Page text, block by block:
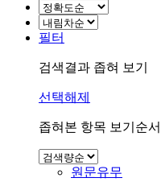
필터
검색결과 좁혀 보기
선택해제
좁혀본 항목 보기순서
원문유무